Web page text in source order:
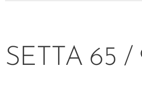
SETTA 65 /